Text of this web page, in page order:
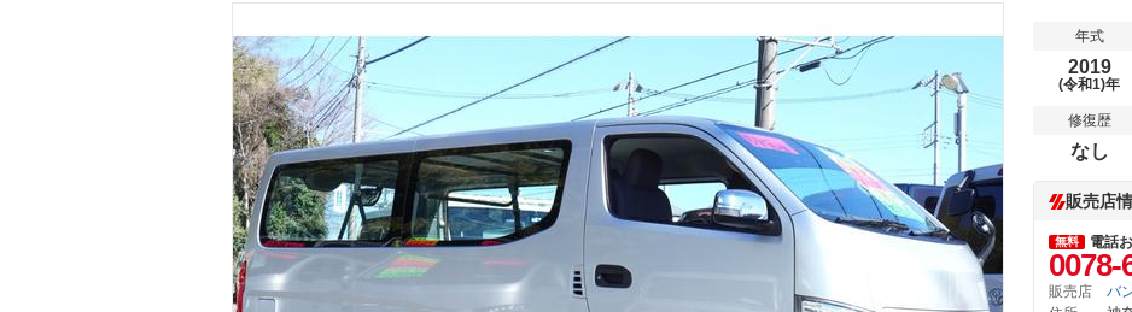
年式
2019
(令和1)年
修復歴
なし
販売店
無料 電話
0078-
販売店
バ